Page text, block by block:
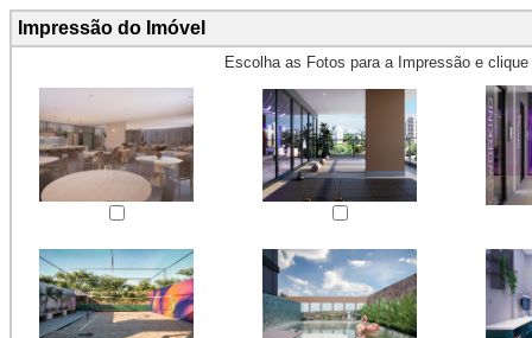
Impressão do Imóvel
Escolha as Fotos para a Impressão e clique